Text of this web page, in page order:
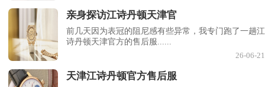
亲身探访江诗丹顿天津官
前几天因为表冠的阻尼感有些异常，我专门跑了一趟江
诗丹顿天津官方的售后服......
26-06-21
天津江诗丹顿官方售后服